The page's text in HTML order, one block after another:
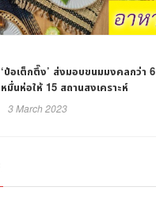
‘ป่อเต็กตึ๊ง’ ส่งมอบขนมมงคลกว่า 6
หมื่นห่อให้ 15 สถานสงเคราะห์
3 March 2023